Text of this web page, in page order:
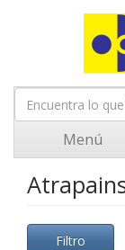
Menú
Filtro